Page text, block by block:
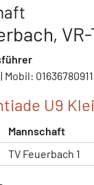
Mobil: 01636780911
U9
Mannschaft
TV Feuerbach 1